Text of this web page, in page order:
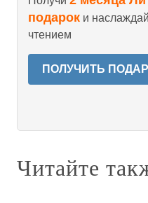
подарок и
чтением
ПОЛУЧИТЬ
Читайте